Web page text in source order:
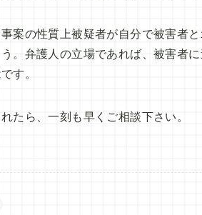
案の性質上被疑者が自分で被害者
。弁護人の立場であれば、被害者
す。
たら、一刻も早くご相談下さい。